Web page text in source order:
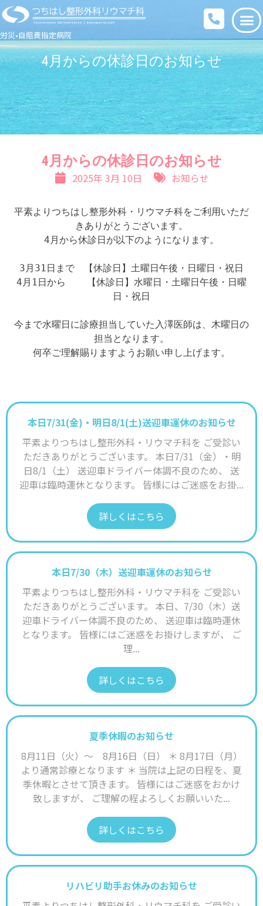
労災•自賠責指定病院
4月からの休診日のお知らせ
4月からの休診日のお知らせ
2025年 3月 10日 お知らせ
平素よりつちはし整形外科・リウマチ科をご利用いただ
きありがとうございます。
4月から休診日が以下のようになります。
3月31日まで　【休診日】土曜日午後・日曜日・祝日
4月1日から　  【休診日】水曜日・土曜日午後・日曜
日・祝日
今まで水曜日に診療担当していた入澤医師は、木曜日の
担当となります。
本日7/31(金)・明日8/1(土)送迎車運休のお知らせ
平素よりつちはし整形外科・リウマチ科を ご受診い
ただきありがとうございます。 本日7/31（金）・明
日8/1（土） 送迎車ドライバー体調不良のため、 送
迎車は臨時運休となります。 皆様にはご迷惑をお掛...
詳しくはこちら
本日7/30（木）送迎車運休のお知らせ
平素よりつちはし整形外科・リウマチ科を ご受診い
ただきありがとうございます。 本日、7/30（木）送
迎車ドライバー体調不良のため、 送迎車は臨時運休
となります。 皆様にはご迷惑をお掛けしますが、 ご
理...
詳しくはこちら
夏季休暇のお知らせ
8月11日（火）～ 8月16日（日） ＊ 8月17日（月）
より通常診療となります ＊ 当院は上記の日程を、夏
季休暇とさせて頂きます。 皆様にはご迷惑をおかけ
致しますが、 ご理解の程よろしくお願いいた...
詳しくはこちら
リハビリ助手お休みのお知らせ